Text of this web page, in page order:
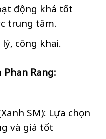
động khá tốt
trung tâm.
công khai.
Phan Rang:
SM): Lựa chọn
và giá tốt